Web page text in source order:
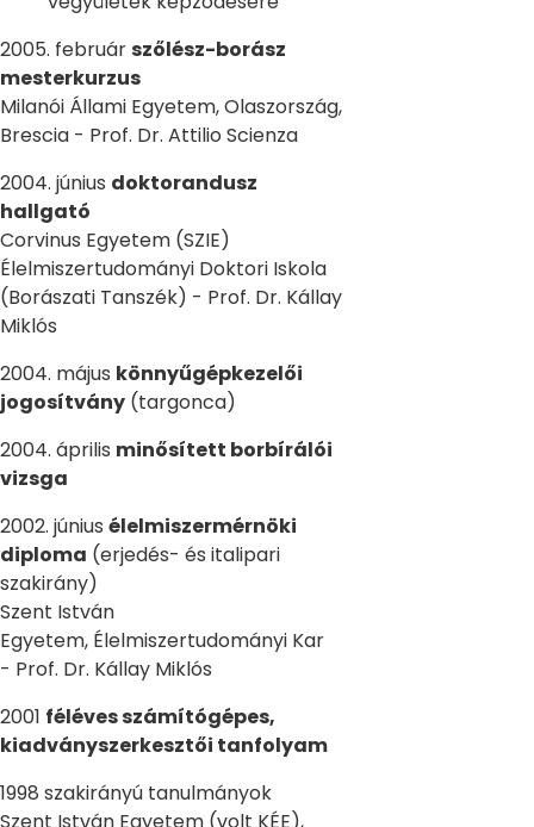
2005. február szőlész-borász
mesterkurzus
Milanói Állami Egyetem, Olaszország,
Brescia - Prof. Dr. Attilio Scienza
2004. június doktorandusz
hallgató
Corvinus Egyetem (SZIE)
Élelmiszertudományi Doktori Iskola
(Borászati Tanszék) - Prof. Dr. Kállay
Miklós
2004. május könnyűgépkezelői
jogosítvány (targonca)
2004. április minősített borbírálói
vizsga
2002. június élelmiszermérnöki
diploma (erjedés- és italipari
szakirány)
Szent István
Egyetem, Élelmiszertudományi Kar
- Prof. Dr. Kállay Miklós
2001 féléves számítógépes,
kiadványszerkesztői tanfolyam
1998 szakirányú tanulmányok